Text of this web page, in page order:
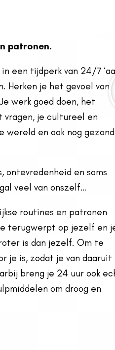
patronen.
een tijdperk van 24/7
Herken je het gevoel van
werk goed doen, het
vragen, je cultureel en
en ook nog
ontevredenheid en soms
veel van onszelf…
routines en patronen
terugwerpt op jezelf en
is dan jezelf. Om te
je is, zodat je van daaruit
breng je 24 uur ook
om droog en